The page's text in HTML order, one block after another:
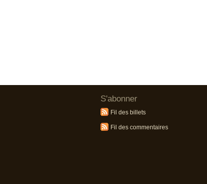
S'abonner
Fil des billets
Fil des commentaires